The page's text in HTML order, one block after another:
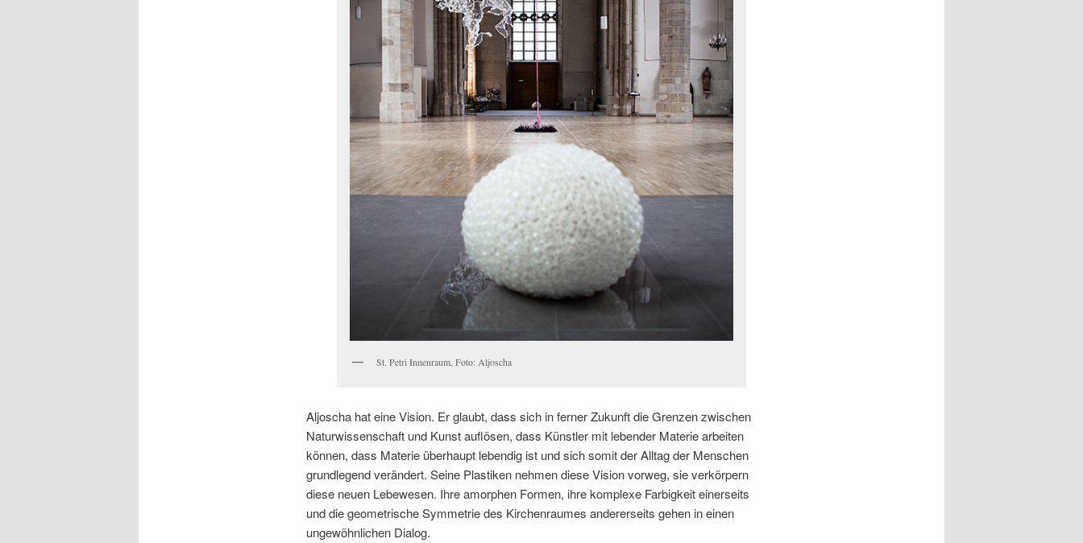
St. Petri Innenraum, Foto: Aljoscha
Aljoscha hat eine Vision. Er glaubt, dass sich in ferner Zukunft die Grenzen zwischen
Naturwissenschaft und Kunst auflösen, dass Künstler mit lebender Materie arbeiten
können, dass Materie überhaupt lebendig ist und sich somit der Alltag der Menschen
grundlegend verändert. Seine Plastiken nehmen diese Vision vorweg, sie verkörpern
diese neuen Lebewesen. Ihre amorphen Formen, ihre komplexe Farbigkeit einerseits
und die geometrische Symmetrie des Kirchenraumes andererseits gehen in einen
ungewöhnlichen Dialog.